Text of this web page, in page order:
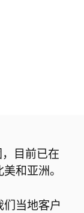
目前已在
和亚洲。
当地客户